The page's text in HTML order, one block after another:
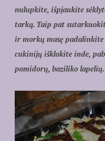
nulupkite, išpjaukite
tarką. Taip pat
ir morkų masę padalinkite
cukinijų išklokite inde,
pomidorų, baziliko lapelių.